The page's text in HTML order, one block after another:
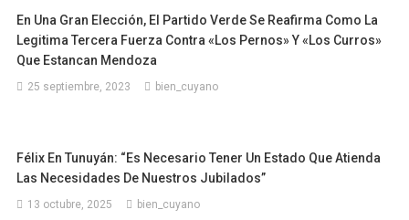
En Una Gran Elección, El Partido Verde Se Reafirma Como La
Legitima Tercera Fuerza Contra «los Pernos» Y «los Curros»
Que Estancan Mendoza
25 septiembre, 2023 bien_cuyano
Félix En Tunuyán: “Es Necesario Tener Un Estado Que Atienda
Las Necesidades De Nuestros Jubilados”
13 octubre, 2025 bien_cuyano